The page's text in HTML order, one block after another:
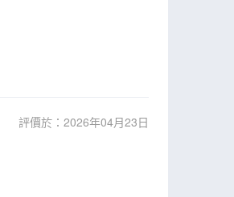
評價於：2026年04月23日